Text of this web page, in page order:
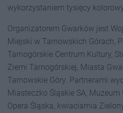
wykorzystaniem tysięcy
Organizatorem Gwarków jest
Miejski w Tarnowskich Górach,
Tarnogórskie Centrum Kultury,
Ziemi Tarnogórskiej, Miasta
Tarnowskie Góry. Partnerami
Miasteczko Śląskie SA, Muzeum
Opera Śląska, kwiaciarnia